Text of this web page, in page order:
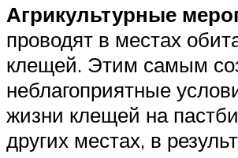
Агрикультурные
проводят в местах
клещей. Этим самым
неблагоприятные
жизни клещей на
других местах, в